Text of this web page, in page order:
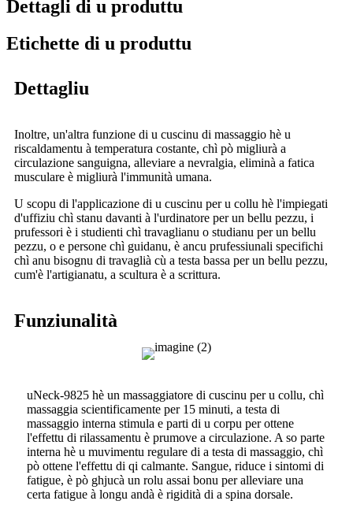
Dettagli di u produttu
Etichette di u produttu
Dettagliu
Inoltre, un'altra funzione di u cuscinu di massaggio hè u
riscaldamentu à temperatura costante, chì pò migliurà a
circulazione sanguigna, alleviare a nevralgia, eliminà a fatica
musculare è migliurà l'immunità umana.
U scopu di l'applicazione di u cuscinu per u collu hè l'impiegati
d'uffiziu chì stanu davanti à l'urdinatore per un bellu pezzu, i
prufessori è i studienti chì travaglianu o studianu per un bellu
pezzu, o e persone chì guidanu, è ancu prufessiunali specifichi
chì anu bisognu di travaglià cù a testa bassa per un bellu pezzu,
cum'è l'artigianatu, a scultura è a scrittura.
Funziunalità
uNeck-9825 hè un massaggiatore di cuscinu per u collu, chì
massaggia scientificamente per 15 minuti, a testa di
massaggio interna stimula e parti di u corpu per ottene
l'effettu di rilassamentu è prumove a circulazione. A so parte
interna hè u muvimentu regulare di a testa di massaggio, chì
pò ottene l'effettu di qi calmante. Sangue, riduce i sintomi di
fatigue, è pò ghjucà un rolu assai bonu per alleviare una
certa fatigue à longu andà è rigidità di a spina dorsale.